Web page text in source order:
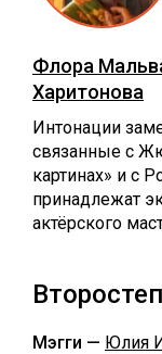
Флора
Харитонова
Интонации
связанные с
картинах» и с
принадлежат
актёрского
Мэгги — Юлия